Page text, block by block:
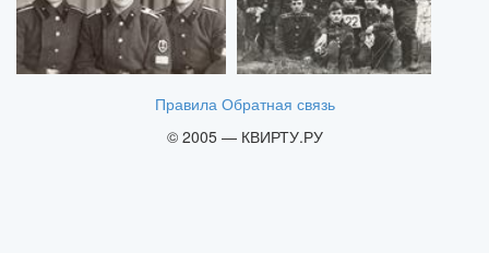
Правила Обратная связь
© 2005 — КВИРТУ.РУ